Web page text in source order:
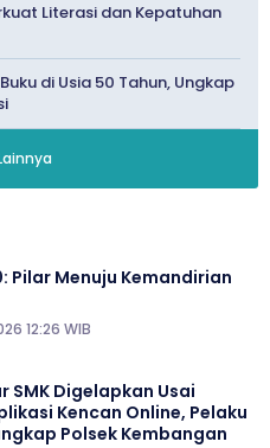
Literasi dan Kepatuhan
di Usia 50 Tahun, Ungkap
Pilar Menuju Kemandirian
12:26 WIB
SMK Digelapkan Usai
Kencan Online, Pelaku
Polsek Kembangan